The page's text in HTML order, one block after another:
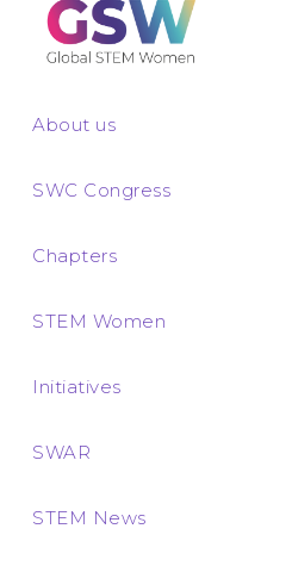
About us
SWC Congress
Chapters
STEM Women
Initiatives
SWAR
STEM News